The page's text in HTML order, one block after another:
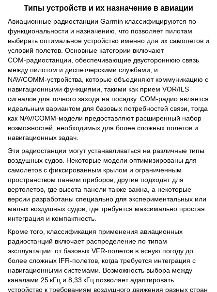
Типы устройств и их назначение в авиации
Авиационные радиостанции Garmin классифицируются по
функциональности и назначению, что позволяет пилотам
выбирать оптимальное устройство именно для их самолетов и
условий полетов. Основные категории включают
COM‑радиостанции, обеспечивающие двустороннюю связь
между пилотом и диспетчерскими службами, и
NAV/COMM‑устройства, которые объединяют коммуникацию с
навигационными функциями, такими как прием VOR/ILS
сигналов для точного захода на посадку. COM‑радио является
идеальным вариантом для базовых потребностей связи, тогда
как NAV/COMM‑модели предоставляют расширенный набор
возможностей, необходимых для более сложных полетов и
навигационных задач.
Эти радиостанции могут устанавливаться на различные типы
воздушных судов. Некоторые модели оптимизированы для
самолетов с фиксированным крылом и ограниченным
пространством панели приборов, другие подходят для
вертолетов, где высота панели также важна, а некоторые
версии разработаны специально для экспериментальных или
малых воздушных судов, где требуется максимально простая
интеграция и компактность.
Кроме того, классификация применения авиационных
радиостанций включает распределение по типам
эксплуатации: от базовых VFR‑полетов в ясную погоду до
более сложных IFR‑полетов, когда требуется интеграция с
навигационными системами. Возможность выбора между
каналами 25 кГц и 8,33 кГц позволяет адаптировать
устройство к требованиям воздушного движения разных стран